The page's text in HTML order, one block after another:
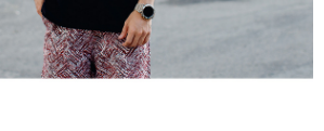
限公司提供之「AFTEE先享後付」服務完成之交
圍內提供個人資料，並將交易相關給付款項請求債
限公司。
含以上)免運費